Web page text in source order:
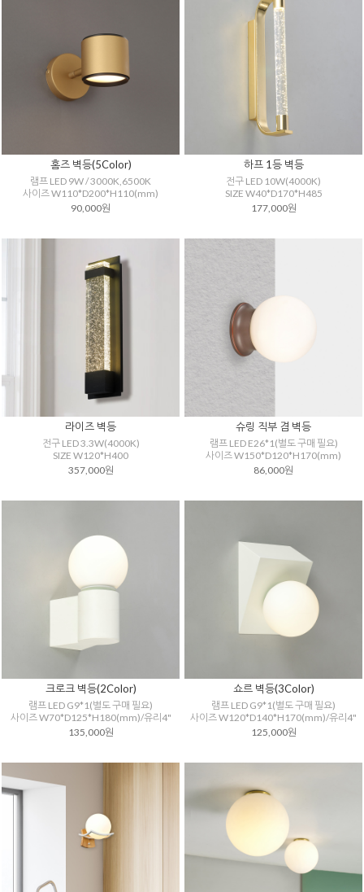
홈즈 벽등(5Color)
램프 LED 9W / 3000K,6500K
사이즈 W110*D200*H110(mm)
90,000원
하프 1등 벽등
전구 LED 10W(4000K)
SIZE W40*D170*H485
177,000원
라이즈 벽등
전구 LED 3.3W(4000K)
SIZE W120*H400
357,000원
슈링 직부 겸 벽등
램프 LED E26*1(별도 구매 필요)
사이즈 W150*D120*H170(mm)
86,000원
크로크 벽등(2Color)
램프 LED G9*1(별도 구매 필요)
사이즈 W70*D125*H180(mm)/유리4"
135,000원
쇼르 벽등(3Color)
램프 LED G9*1(별도 구매 필요)
사이즈 W120*D140*H170(mm)/유리4"
125,000원